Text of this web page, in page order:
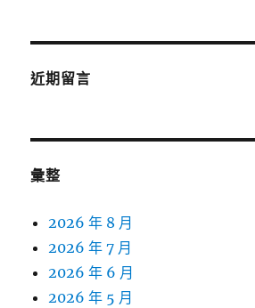
近期留言
彙整
2026 年 8 月
2026 年 7 月
2026 年 6 月
2026 年 5 月